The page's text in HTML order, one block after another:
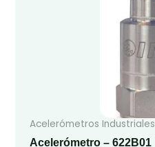
Acelerómetros Industriales
Acelerómetro – 622B01